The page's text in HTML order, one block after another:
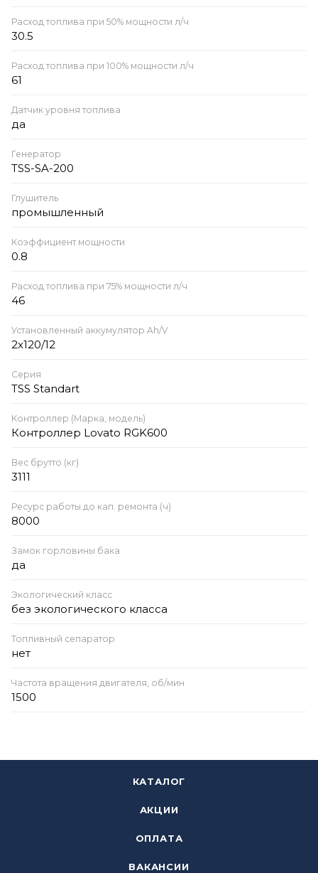
Расход топлива при 50% мощности л/ч
30.5
Расход топлива при 100% мощности л/ч
61
Датчик уровня топлива
да
Генератор
TSS-SA-200
Глушитель
промышленный
Коэффициент мощности
0.8
Расход топлива при 75% мощности л/ч
46
Установленный аккумулятор Ah/V
2x120/12
Серия
TSS Standart
Контроллер (Марка, модель)
Контроллер Lovato RGK600
Вес брутто (кг)
3111
Ресурс работы до кап. ремонта (ч)
8000
Замок горловины бака
да
Экологический класс
без экологического класса
Топливный сепаратор
нет
Частота вращения двигателя, об/мин
1500
КАТАЛОГ
АКЦИИ
ОПЛАТА
ВАКАНСИИ